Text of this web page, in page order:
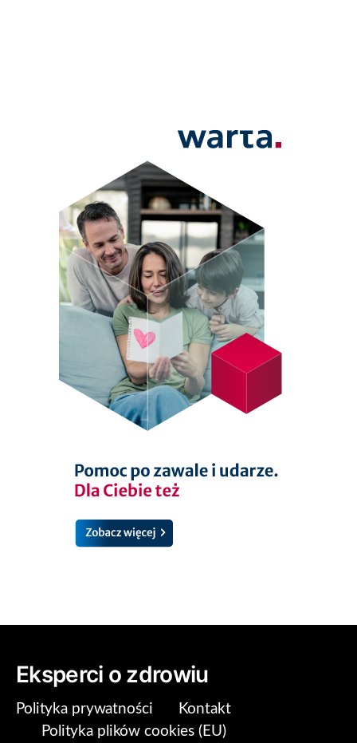
Eksperci o zdrowiu
Polityka prywatności
Kontakt
Polityka plików cookies (EU)